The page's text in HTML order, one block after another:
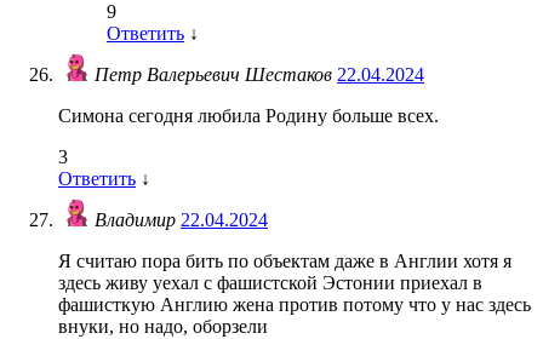
9
Ответить ↓
Петр Валерьевич Шестаков 22.04.2024
Симона сегодня любила Родину больше всех.
3
Ответить ↓
Владимир 22.04.2024
Я считаю пора бить по объектам даже в Англии хотя я
здесь живу уехал с фашистской Эстонии приехал в
фашисткую Англию жена против потому что у нас здесь
внуки, но надо, оборзели